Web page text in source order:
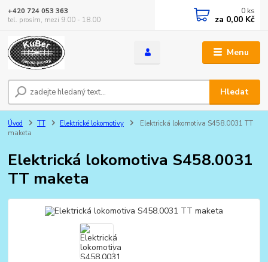
Menu
Hledat
+420 724 053 363
tel. prosím, mezi 9.00 - 18.00
0 ks
za 0,00 Kč
Úvod TT Elektrické lokomotivy
Elektrická lokomotiva S458.0031 TT
maketa
Elektrická lokomotiva S458.0031
TT maketa